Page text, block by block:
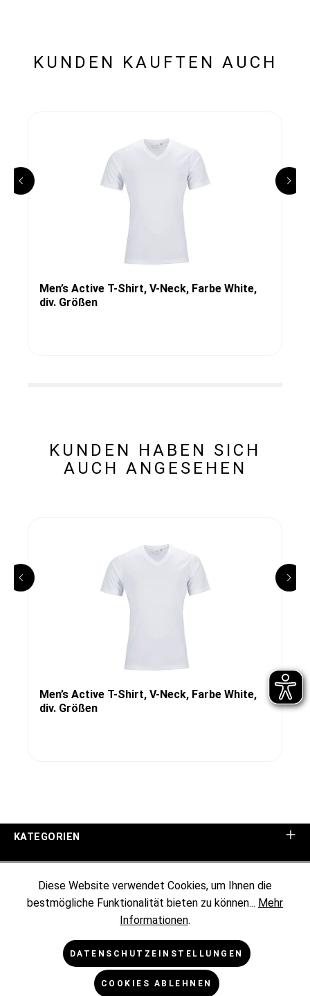
KUNDEN KAUFTEN AUCH
Men’s Active T-Shirt, V-Neck, Farbe White,
div. Größen
KUNDEN HABEN SICH
AUCH ANGESEHEN
Men’s Active T-Shirt, V-Neck, Farbe White,
div. Größen
KATEGORIEN
KUNDENINFORMATIONEN
RECHTLICHES
Diese Website verwendet Cookies, um Ihnen die
bestmögliche Funktionalität bieten zu können... Mehr
Informationen.
DATENSCHUTZEINSTELLUNGEN
COOKIES ABLEHNEN